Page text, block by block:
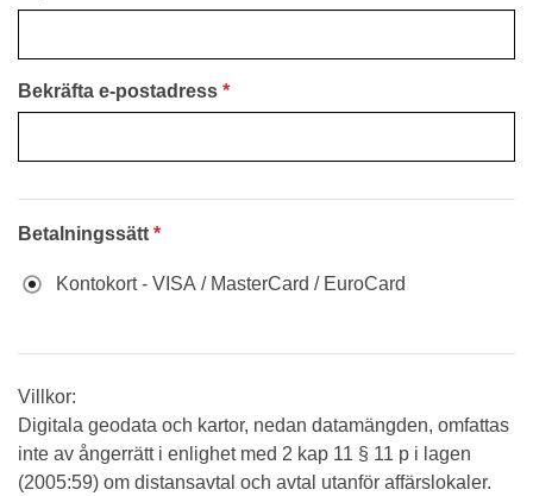
Bekräfta e-postadress
Betalningssätt
Kontokort - VISA / MasterCard / EuroCard
Villkor:
Digitala geodata och kartor, nedan datamängden, omfattas
inte av ångerrätt i enlighet med 2 kap 11 § 11 p i lagen
(2005:59) om distansavtal och avtal utanför affärslokaler.